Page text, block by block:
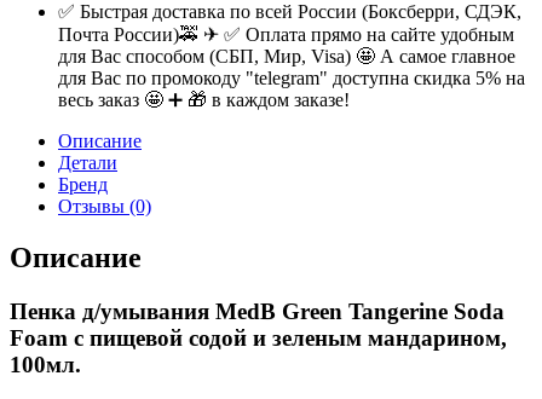
✅ Быстрая доставка по всей России (Боксберри, СДЭК,
Почта России)🚕 ✈ ✅ Оплата прямо на сайте удобным
для Вас способом (СБП, Мир, Visa) 🤩 А самое главное
для Вас по промокоду "telegram" доступна скидка 5% на
весь заказ 🤩 ➕ 🎁 в каждом заказе!
Описание
Детали
Бренд
Отзывы (0)
Описание
Пенка д/умывания MedB Green Tangerine Soda
Foam с пищевой содой и зеленым мандарином,
100мл.